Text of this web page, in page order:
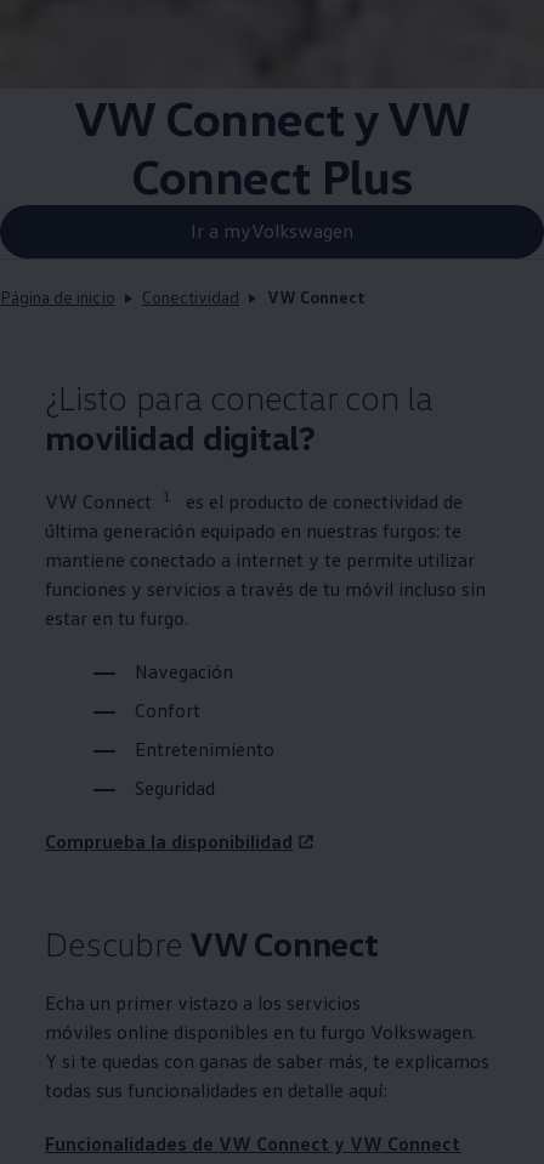
VW Connect y VW
Connect Plus
Ir a myVolkswagen
Página de inicio Conectividad VW Connect
¿Listo para conectar con la
movilidad digital?
VW Connect 1
es el producto de conectividad de
última generación equipado en nuestras furgos: te
mantiene conectado a internet y te permite utilizar
funciones y servicios a través de tu móvil incluso sin
estar en tu furgo.
Navegación
Confort
Entretenimiento
Seguridad
Comprueba la disponibilidad
Descubre VW Connect
Echa un primer vistazo a los servicios
móviles online disponibles en tu furgo Volkswagen.
Y si te quedas con ganas de saber más, te explicamos
todas sus funcionalidades en detalle aquí:
Funcionalidades de VW Connect y VW Connect